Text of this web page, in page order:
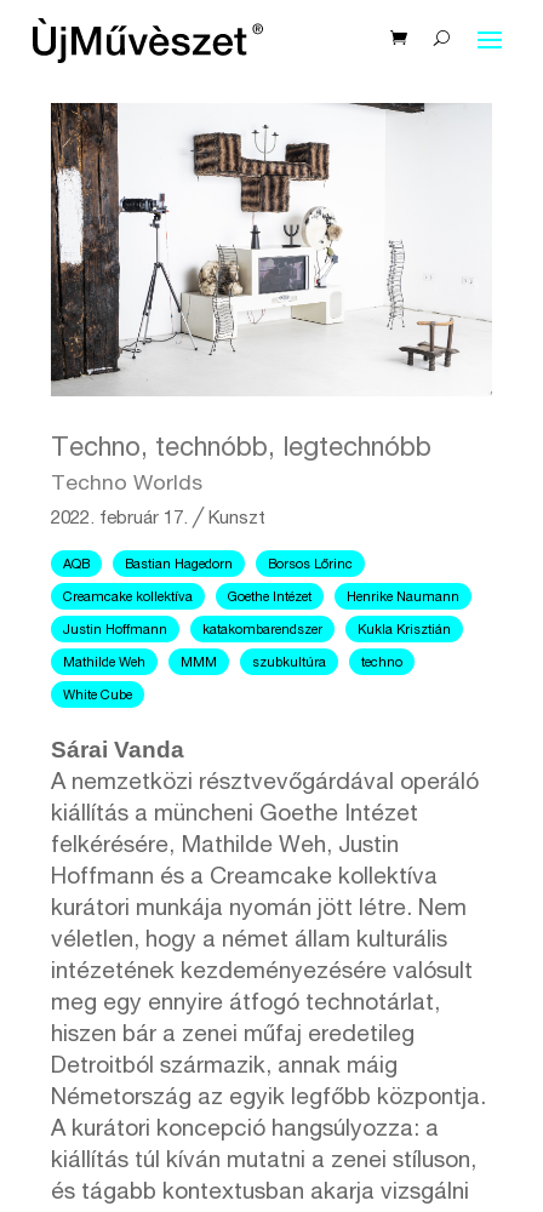
Techno, technóbb, legtechnóbb
Techno Worlds
2022. február 17. ╱Kunszt
AQB Bastian Hagedorn Borsos Lőrinc
Creamcake kollektíva Goethe Intézet Henrike Naumann
Justin Hoffmann katakombarendszer Kukla Krisztián
Mathilde Weh MMM szubkultúra techno
White Cube
Sárai Vanda
A nemzetközi résztvevőgárdával operáló
kiállítás a müncheni Goethe Intézet
felkérésére, Mathilde Weh, Justin
Hoffmann és a Creamcake kollektíva
kurátori munkája nyomán jött létre. Nem
véletlen, hogy a német állam kulturális
intézetének kezdeményezésére valósult
meg egy ennyire átfogó technotárlat,
hiszen bár a zenei műfaj eredetileg
Detroitból származik, annak máig
Németország az egyik legfőbb központja.
A kurátori koncepció hangsúlyozza: a
kiállítás túl kíván mutatni a zenei stíluson,
és tágabb kontextusban akarja vizsgálni